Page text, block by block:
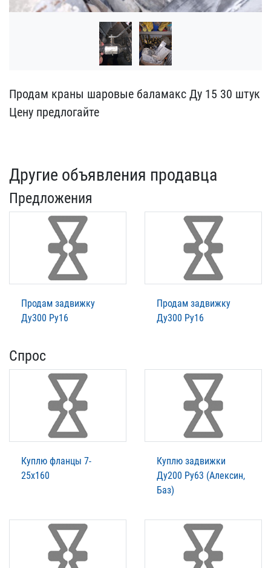
Продам краны шаровые бал​амакс Ду 15 30 штук
Це​ну предлогайте
Другие объявления продавца
Предложения
Продам задвижку
Ду300 Ру16
Продам задвижку
Ду300 Ру16
Спрос
Куплю фланцы 7-
25х160
Куплю задвижки
Ду200 Ру63 (Алексин,
Баз)